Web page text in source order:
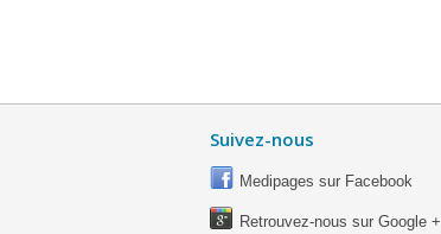
Suivez-nous
Medipages sur Facebook
Retrouvez-nous sur Google +